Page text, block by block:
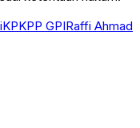
KPKPP GPIRaffi Ahmad